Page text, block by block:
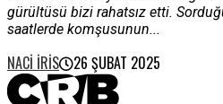
gürültüsü bizi rahatsız etti.
saatlerde komşusunun...
NACI İRIS 26 ŞUBAT 2025